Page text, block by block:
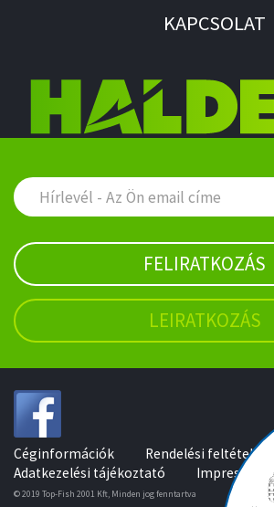
KAPCSOLAT
FELIRATKOZÁS
LEIRATKOZÁS
Céginformációk
Rendelési feltételek
Adatkezelési tájékoztató
Impresszum
© 2019 Top-Fish 2001 Kft, Minden jog fenntartva